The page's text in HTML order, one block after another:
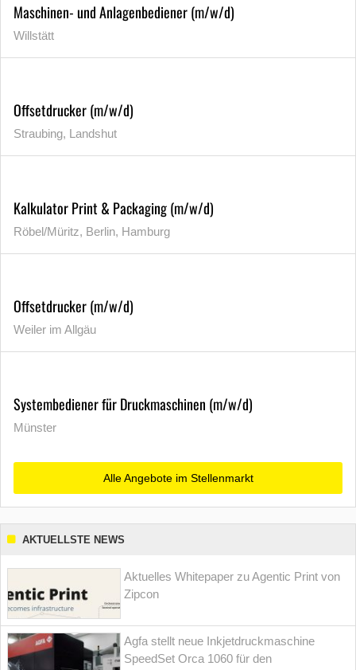
Maschinen- und Anlagenbediener (m/w/d)
Willstätt
Offsetdrucker (m/w/d)
Straubing, Landshut
Kalkulator Print & Packaging (m/w/d)
Röbel/Müritz, Berlin, Hamburg
Offsetdrucker (m/w/d)
Weiler im Allgäu
Systembediener für Druckmaschinen (m/w/d)
Münster
Alle Angebote im Stellenmarkt
AKTUELLSTE NEWS
Aktuelles Whitepaper zu Agentic Print von
Zipcon
Agfa stellt neue Inkjetdruckmaschine
SpeedSet Orca 1060 für den